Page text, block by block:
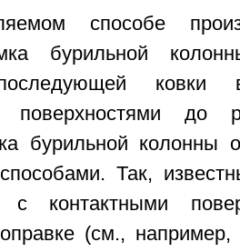
способе
бурильной
ковки
поверхностями до
бурильной колонны
Так,
с контактными
оправке (см.,